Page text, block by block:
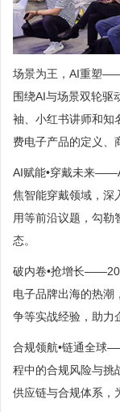
场景为王，AI重塑
围绕AI与场景双轮驱
袖、小红书讲师和知
费电子产品的定义、
AI赋能•穿戴未来
焦智能穿戴领域，深
用等前沿议题，勾勒
态。
破内卷•抢增长
电子品牌出海的热潮
争等实战经验，助力
合规领航•链通全球
程中的合规风险与挑
供应链与合规体系，